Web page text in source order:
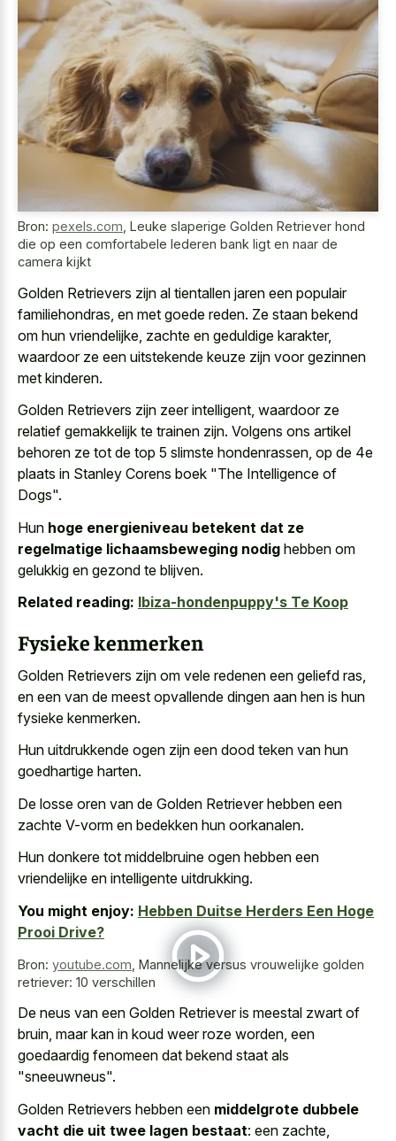
Bron: pexels.com Leuke slaperige Golden Retriever hond
die op een comfortabele lederen bank ligt en naar de
camera kijkt
Golden Retrievers zijn al tientallen jaren een populair
familiehondras, en met goede reden. Ze staan bekend
om hun vriendelijke, zachte en geduldige karakter,
waardoor ze een uitstekende keuze zijn voor gezinnen
met kinderen.
Golden Retrievers zijn zeer intelligent, waardoor ze
relatief gemakkelijk te trainen zijn. Volgens ons artikel
behoren ze tot de top 5 slimste hondenrassen, op de 4e
plaats in Stanley Corens boek "The Intelligence of
Dogs".
Hun hoge energieniveau betekent dat ze
regelmatige lichaamsbeweging nodig hebben om
gelukkig en gezond te blijven.
Related reading: Ibiza-hondenpuppy's Te Koop
Fysieke kenmerken
Golden Retrievers zijn om vele redenen een geliefd ras,
en een van de meest opvallende dingen aan hen is hun
fysieke kenmerken.
Hun uitdrukkende ogen zijn een dood teken van hun
goedhartige harten.
De losse oren van de Golden Retriever hebben een
zachte V-vorm en bedekken hun oorkanalen.
Hun donkere tot middelbruine ogen hebben een
vriendelijke en intelligente uitdrukking.
You might enjoy: Hebben Duitse Herders Een Hoge
Prooi Drive?
Bron: youtube.com Mannelijke versus vrouwelijke golden
retriever: 10 verschillen
De neus van een Golden Retriever is meestal zwart of
bruin, maar kan in koud weer roze worden, een
goedaardig fenomeen dat bekend staat als
"sneeuwneus".
Golden Retrievers hebben een middelgrote dubbele
vacht die uit twee lagen bestaat: een zachte,